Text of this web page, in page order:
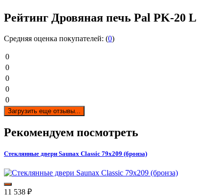
Рейтинг Дровяная печь Pal PK-20 L
Средняя оценка покупателей: (0)
0
0
0
0
0
Загрузить еще отзывы...
Рекомендуем посмотреть
Стеклянные двери Saunax Classic 79x209 (бронза)
11 538 ₽